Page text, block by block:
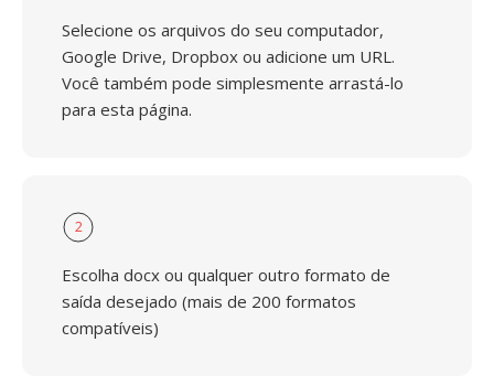
Selecione os arquivos do seu computador,
Google Drive, Dropbox ou adicione um URL.
Você também pode simplesmente arrastá-lo
para esta página.
2
Escolha docx ou qualquer outro formato de
saída desejado (mais de 200 formatos
compatíveis)